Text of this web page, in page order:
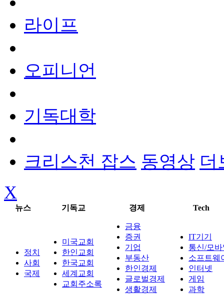
라이프
오피니언
기독대학
크리스천 잡스 동영상 더
X
뉴스 기독교 경제 Tech
정치
사회
국제
미국교회
한인교회
한국교회
세계교회
교회주소록
금융
증권
기업
부동산
한인경제
글로벌경제
생활경제
IT기기
통신/모
소프트웨
인터넷
게임
과학